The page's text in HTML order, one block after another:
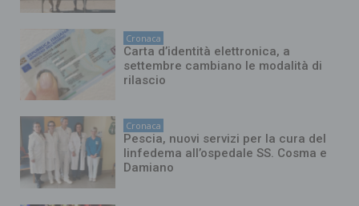
Cronaca
Carta d’identità elettronica, a
settembre cambiano le modalità di
rilascio
Cronaca
Pescia, nuovi servizi per la cura del
linfedema all’ospedale SS. Cosma e
Damiano